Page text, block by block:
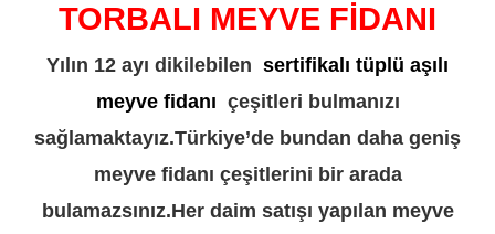
TORBALI MEYVE FİDANI
Yılın 12 ayı dikilebilen sertifikalı tüplü aşılı
meyve fidanı çeşitleri bulmanızı
sağlamaktayız.Türkiye’de bundan daha geniş
meyve fidanı çeşitlerini bir arada
bulamazsınız.Her daim satışı yapılan meyve